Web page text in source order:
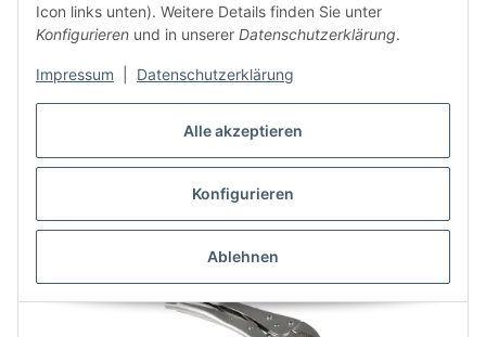
Alle akzeptieren
Konfigurieren
Ablehnen
Icon links unten). Weitere Details finden Sie unter
Konfigurieren und in unserer Datenschutzerklärung.
Impressum Datenschutzerklärung
Angaben zur Produktsicherheit